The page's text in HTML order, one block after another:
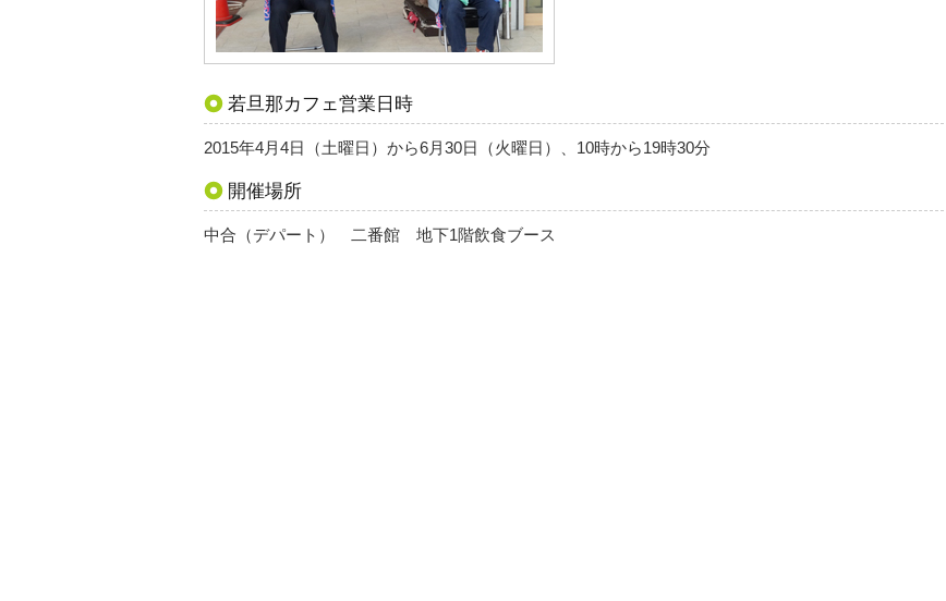
若旦那カフェ営業日時
2015年4月4日（土曜日）から6月30日（火曜日）、10時から19時30分
開催場所
中合（デパート） 二番館 地下1階飲食ブース